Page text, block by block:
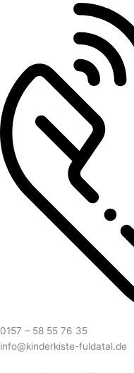
0157 – 58 55 76 35
info@kinderkiste-fuldatal.de